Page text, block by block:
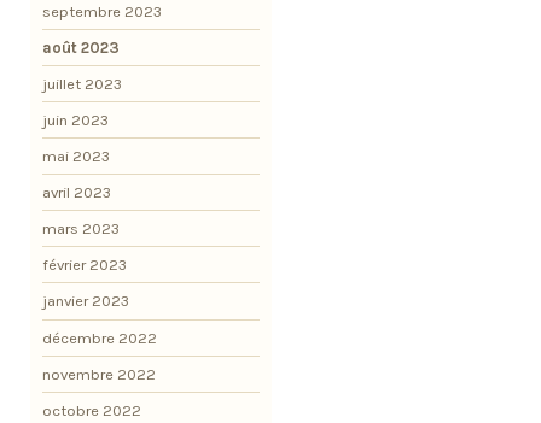
septembre 2023
août 2023
juillet 2023
juin 2023
mai 2023
avril 2023
mars 2023
février 2023
janvier 2023
décembre 2022
novembre 2022
octobre 2022